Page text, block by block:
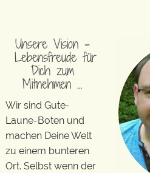
Unsere Vision –
Lebensfreude für
Dich zum
Mitnehmen …
Wir sind Gute-
Laune-Boten und
machen Deine Welt
zu einem bunteren
Ort. Selbst wenn der